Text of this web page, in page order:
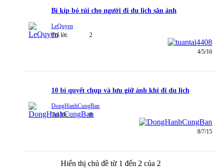
Bí kíp bỏ túi cho người đi du lịch săn ảnh
LeQuyen
Trả lời:
2
4/5/16
10 bí quyết chụp và lưu giữ ảnh khi đi du lịch
DongHanhCungBan
Trả lời:
0
8/7/15
Hiển thị chủ đề từ 1 đến 2 của 2